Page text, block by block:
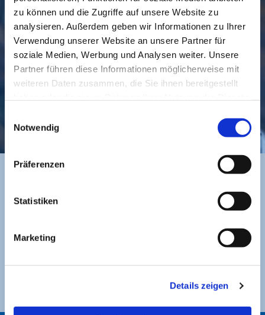
zu können und die Zugriffe auf unsere Website zu
analysieren. Außerdem geben wir Informationen zu Ihrer
Verwendung unserer Website an unsere Partner für
soziale Medien, Werbung und Analysen weiter. Unsere
Partner führen diese Informationen möglicherweise mit
weiteren Daten zusammen, die Sie ihnen bereitgestellt
Notwendig
Präferenzen
Statistiken
Marketing
Details zeigen
GEMEINDE BESUCHEN
BANKVERBINDUNG
Ev. Luth. Kirchengemeinde St. Jakobi
DE49 2305 0101 0001 0053 21